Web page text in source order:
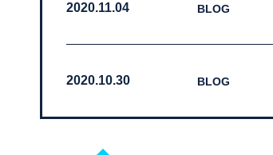
2020.11.04 BLOG
2020.10.30 BLOG